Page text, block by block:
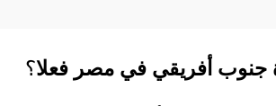
جنوب أفريقي في مصر فعلا؟